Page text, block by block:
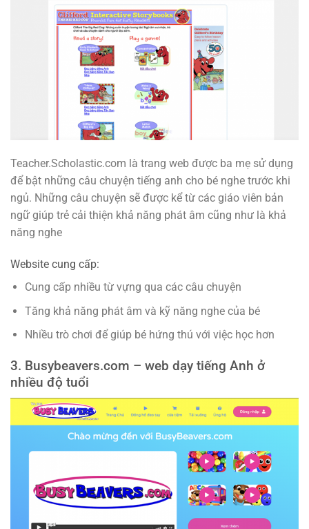
Teacher.Scholastic.com là trang web được ba mẹ sử dụng
để bật những câu chuyện tiếng anh cho bé nghe trước khi
ngủ. Những câu chuyện sẽ được kể từ các giáo viên bản
ngữ giúp trẻ cải thiện khả năng phát âm cũng như là khả
năng nghe
Website cung cấp:
Cung cấp nhiều từ vựng qua các câu chuyện
Tăng khả năng phát âm và kỹ năng nghe của bé
Nhiều trò chơi để giúp bé hứng thú với việc học hơn
3. Busybeavers.com – web dạy tiếng Anh ở
nhiều độ tuổi